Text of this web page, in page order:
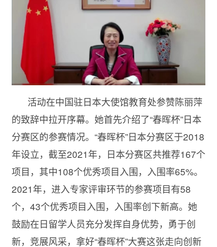
活动在中国驻日本大使馆教育处参赞陈丽萍
的致辞中拉开序幕。她首先介绍了“春晖杯”日本
分赛区的参赛情况。“春晖杯”日本分赛区于2018
年设立，截至2021年，日本分赛区共推荐167个
项目，其中108个优秀项目入围，入围率65%。
2021年，进入专家评审环节的参赛项目有58
个，43个优秀项目入围，入围率创下新高。她
鼓励在日留学人员充分发挥自身优势，勇于创
新，竞展风采，拿好“春晖杯”大赛这张走向创新